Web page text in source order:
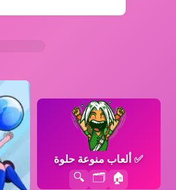
✅ألعاب منوعة حلوة
🏠
🗂️
🔍